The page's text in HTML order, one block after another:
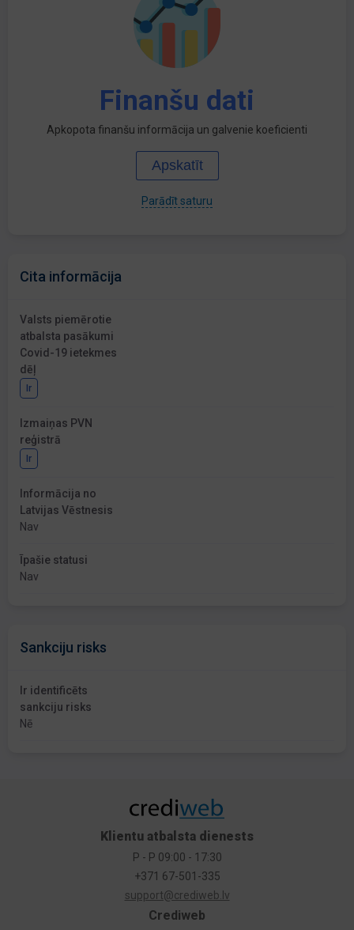
Finanšu dati
Apkopota finanšu informācija un galvenie koeficienti
Apskatīt
Parādīt saturu
Cita informācija
Valsts piemērotie
atbalsta pasākumi
Covid-19 ietekmes
dēļ
Ir
Izmaiņas PVN
reģistrā
Ir
Informācija no
Latvijas Vēstnesis
Nav
Īpašie statusi
Nav
Sankciju risks
Ir identificēts
sankciju risks
Nē
Crediweb
Klientu atbalsta dienests
P - P 09:00 - 17:30
+371 67-501-335
support@crediweb.lv